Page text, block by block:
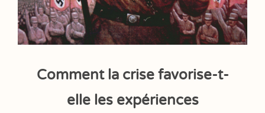
Comment la crise favorise-t-
elle les expériences